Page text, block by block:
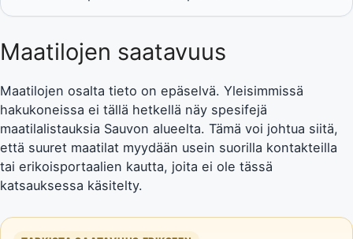
Maatilojen saatavuus
Maatilojen osalta tieto on epäselvä. Yleisimmissä
hakukoneissa ei tällä hetkellä näy spesifejä
maatilalistauksia Sauvon alueelta. Tämä voi johtua siitä,
että suuret maatilat myydään usein suorilla kontakteilla
tai erikoisportaalien kautta, joita ei ole tässä
katsauksessa käsitelty.